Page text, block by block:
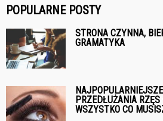
POPULARNE POSTY
STRONA CZYNNA,
GRAMATYKA
PRZEDŁUŻANIA
WSZYSTKO CO